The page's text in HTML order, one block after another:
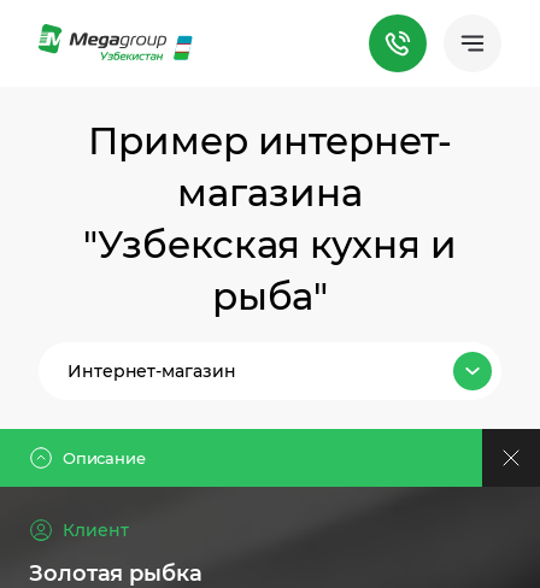
Пример интернет-
магазина
"Узбекская кухня и
рыба"
Интернет-магазин
Сайт-бизнес
Описание
Клиент
Золотая рыбка